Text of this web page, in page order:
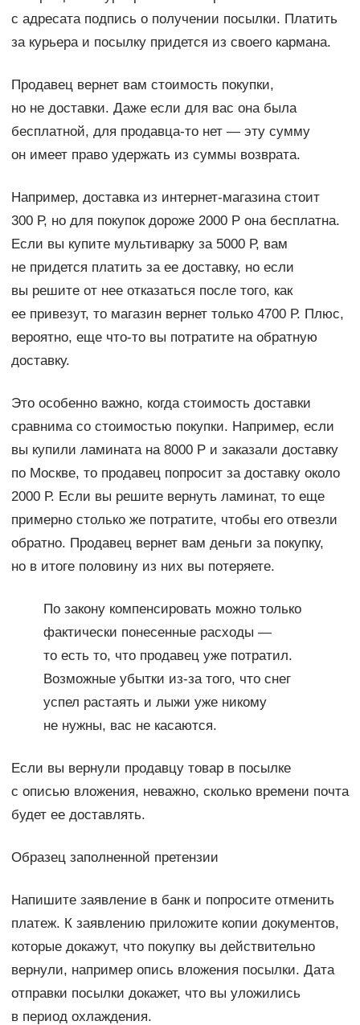
с адресата подпись о получении посылки. Платить
за курьера и посылку придется из своего кармана.
Продавец вернет вам стоимость покупки,
но не доставки. Даже если для вас она была
бесплатной, для продавца-то нет — эту сумму
он имеет право удержать из суммы возврата.
Например, доставка из интернет-магазина стоит
300 Р, но для покупок дороже 2000 Р она бесплатна.
Если вы купите мультиварку за 5000 Р, вам
не придется платить за ее доставку, но если
вы решите от нее отказаться после того, как
ее привезут, то магазин вернет только 4700 Р. Плюс,
вероятно, еще что-то вы потратите на обратную
доставку.
Это особенно важно, когда стоимость доставки
сравнима со стоимостью покупки. Например, если
вы купили ламината на 8000 Р и заказали доставку
по Москве, то продавец попросит за доставку около
2000 Р. Если вы решите вернуть ламинат, то еще
примерно столько же потратите, чтобы его отвезли
обратно. Продавец вернет вам деньги за покупку,
но в итоге половину из них вы потеряете.
По закону компенсировать можно только
фактически понесенные расходы —
то есть то, что продавец уже потратил.
Возможные убытки из-за того, что снег
успел растаять и лыжи уже никому
не нужны, вас не касаются.
Если вы вернули продавцу товар в посылке
с описью вложения, неважно, сколько времени почта
будет ее доставлять.
Образец заполненной претензии
Напишите заявление в банк и попросите отменить
платеж. К заявлению приложите копии документов,
которые докажут, что покупку вы действительно
вернули, например опись вложения посылки. Дата
отправки посылки докажет, что вы уложились
в период охлаждения.